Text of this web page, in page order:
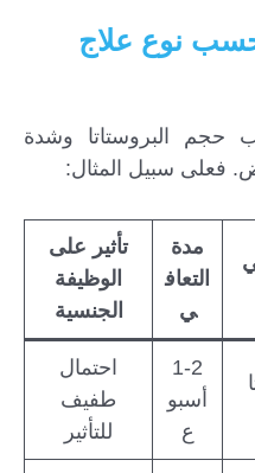
نوع علاج
حجم البروستاتا وشدة
فعلى سبيل المثال:
مدة
التعاف
ي
تأثير على
الوظيفة
الجنسية
1-2
أسبو
ع
احتمال
طفيف
للتأثير